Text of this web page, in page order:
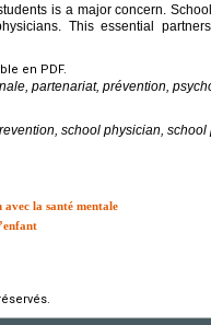
is a major concern.
This essential
en PDF.
partenariat, prévention,
school physician, school
la santé mentale